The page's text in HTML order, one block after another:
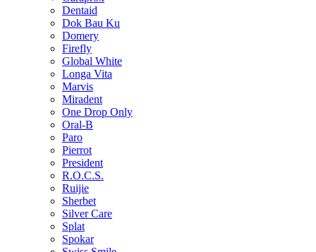
Dentaid
Dok Bau Ku
Domery
Firefly
Global White
Longa Vita
Marvis
Miradent
One Drop Only
Oral-B
Paro
Pierrot
President
R.O.C.S.
Ruijie
Sherbet
Silver Care
Splat
Spokar